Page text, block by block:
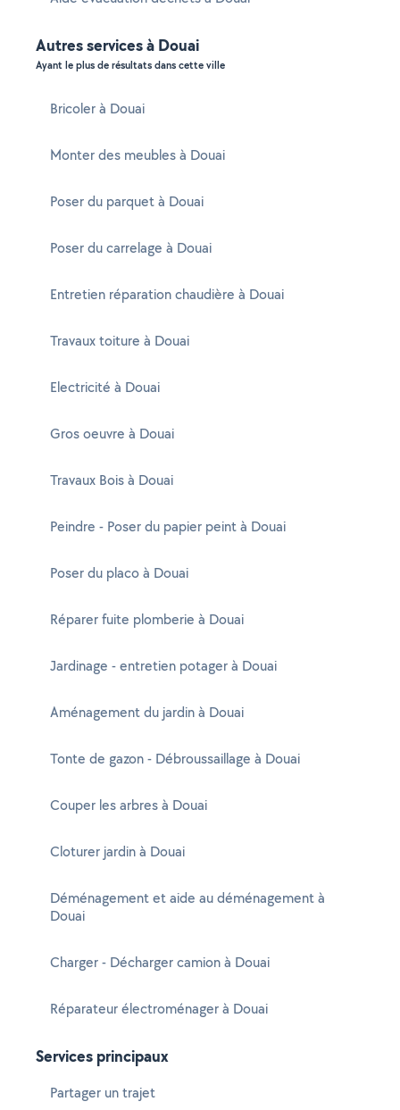
Autres services à Douai
Ayant le plus de résultats dans cette ville
Bricoler à Douai
Monter des meubles à Douai
Poser du parquet à Douai
Poser du carrelage à Douai
Entretien réparation chaudière à Douai
Travaux toiture à Douai
Electricité à Douai
Gros oeuvre à Douai
Travaux Bois à Douai
Peindre - Poser du papier peint à Douai
Poser du placo à Douai
Réparer fuite plomberie à Douai
Jardinage - entretien potager à Douai
Aménagement du jardin à Douai
Tonte de gazon - Débroussaillage à Douai
Couper les arbres à Douai
Cloturer jardin à Douai
Déménagement et aide au déménagement à
Douai
Charger - Décharger camion à Douai
Réparateur électroménager à Douai
Services principaux
Partager un trajet